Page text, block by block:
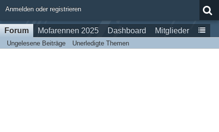
Anmelden oder registrieren
Forum Mofarennen 2025 Dashboard Mitglieder
Ungelesene Beiträge Unerledigte Themen